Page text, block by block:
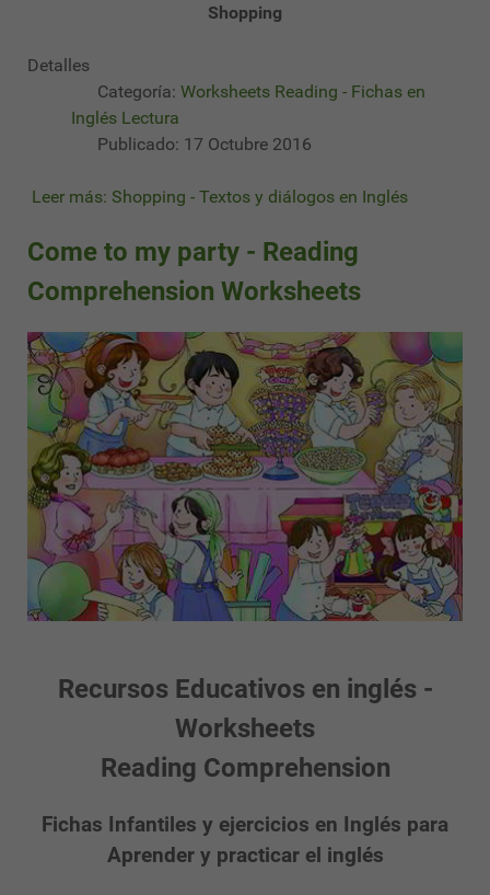
Shopping
Detalles
Categoría: Worksheets Reading - Fichas en
Inglés Lectura
Publicado: 17 Octubre 2016
Leer más: Shopping - Textos y diálogos en Inglés
Come to my party - Reading
Comprehension Worksheets
Recursos Educativos en inglés -
Worksheets
Reading Comprehension
Fichas Infantiles y ejercicios en Inglés para
Aprender y practicar el inglés